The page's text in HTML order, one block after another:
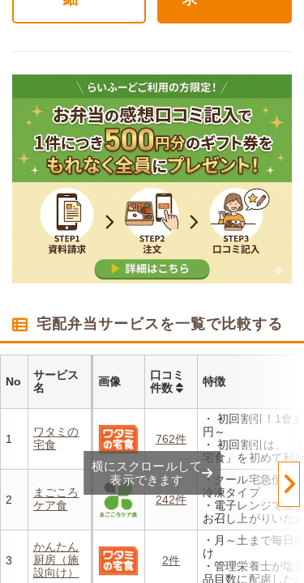
宅配弁当サービスを一覧で比較する
No
サービス
名
画像
口コミ
件数
特徴
1
ワタミの
宅食
762件
・ 初回割引！1食
円～
・ 初回割引は、「
宅食」を初めて利用
方、または6か月以
お休みされている
なります。※「好い
ず」「好い日の御
外
・香り、風味、食
るよう冷蔵でお届け
・日替わりの献立
らご利用可能
2
まごころ
ケア食
242件
・クール宅急便で
冷凍タイプ
・電子レンジで温
お召し上がりいただ
・メニューの組み
理栄養士にお任せ
・定期は通常価格
んと20％OFF！
3
かんたん
厨房（施
設向け）
2件
・月～土まで毎日
け
・管理栄養士が塩
品目数に配慮した
横にスクロールして
表示できます